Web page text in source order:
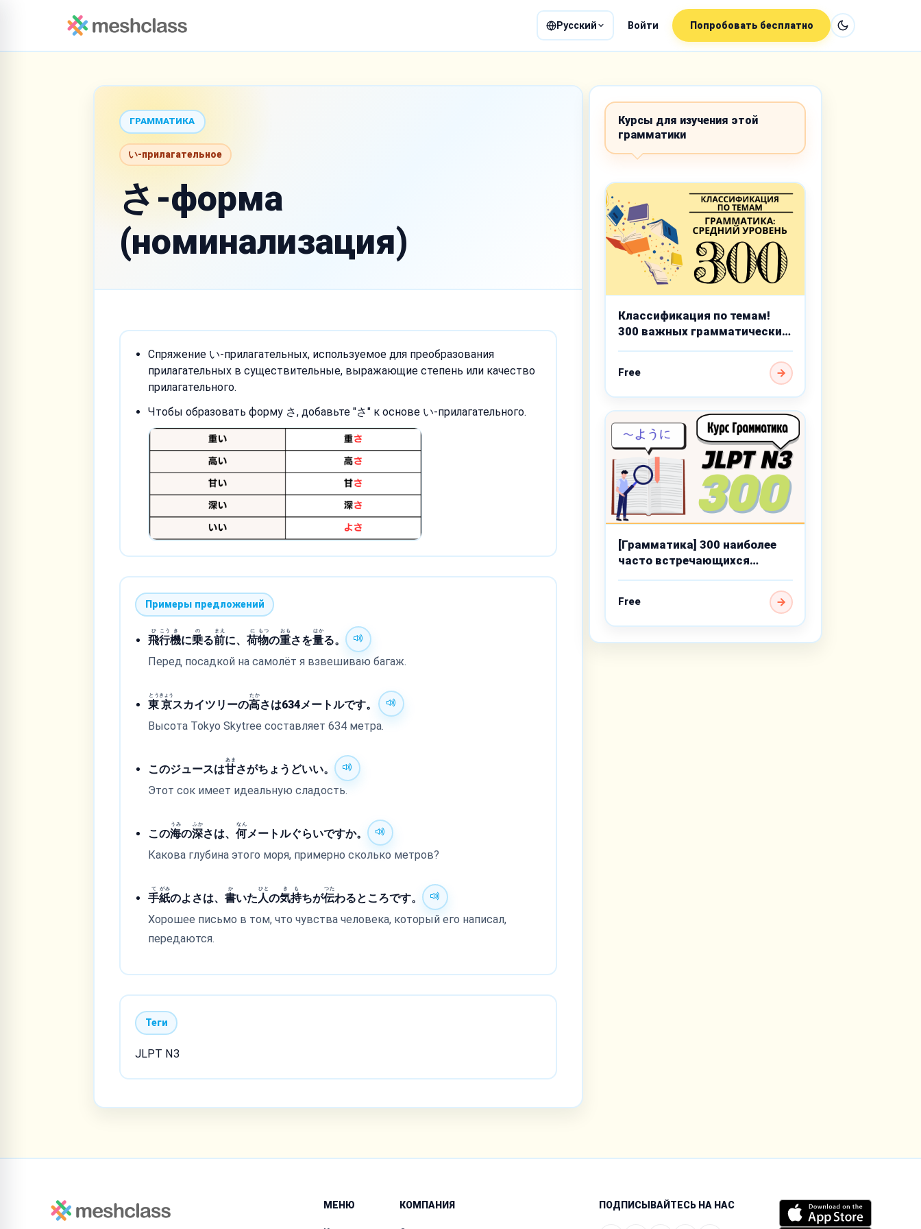
Русский Войти Попробовать бесплатно
ГРАММАТИКА
い-прилагательное
さ-форма
(номинализация)
Спряжение い-прилагательных, используемое для преобразования
прилагательных в существительные, выражающие степень или качество
прилагательного.
Чтобы образовать форму さ, добавьте "さ" к основе い-прилагательного.
Примеры предложений
飛
ひ
行
こう
機
き
に乗
の
る前
まえ
に、荷
に
物
もつ
の重
おも
さを量
はか
る。
Перед посадкой на самолёт я взвешиваю багаж.
東
とう
京
きょう
スカイツリーの高
たか
さは634メートルです。
Высота Tokyo Skytree составляет 634 метра.
このジュースは甘
あま
さがちょうどいい。
Этот сок имеет идеальную сладость.
この海
うみ
の深
ふか
さは、何
なん
メートルぐらいですか。
Какова глубина этого моря, примерно сколько метров?
手
て
紙
がみ
のよさは、書
か
いた人
ひと
の気
き
持
も
ちが伝
つた
わるところです。
Хорошее письмо в том, что чувства человека, который его написал,
передаются.
Теги
JLPT N3
Курсы для изучения этой
грамматики
Классификация по темам!
300 важных грамматических
тем среднего уровня
Free
[Грамматика] 300 наиболее
часто встречающихся
пунктов для JLPT N3
Free
МЕНЮ КОМПАНИЯ ПОДПИСЫВАЙТЕСЬ НА НАС